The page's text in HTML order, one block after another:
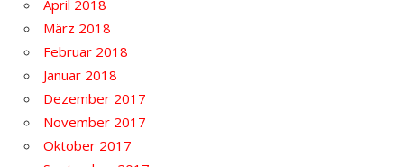
April 2018
März 2018
Februar 2018
Januar 2018
Dezember 2017
November 2017
Oktober 2017